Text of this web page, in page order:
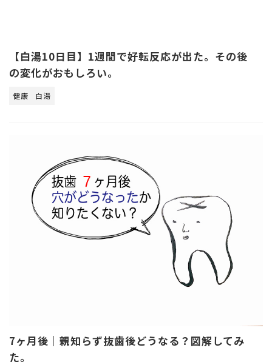
【白湯10日目】1週間で好転反応が出た。その後
の変化がおもしろい。
健康 白湯
7ヶ月後｜親知らず抜歯後どうなる？図解してみ
た。